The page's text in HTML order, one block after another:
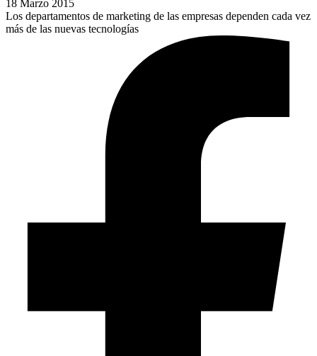
18 Marzo 2015
Los departamentos de marketing de las empresas dependen cada vez
más de las nuevas tecnologías